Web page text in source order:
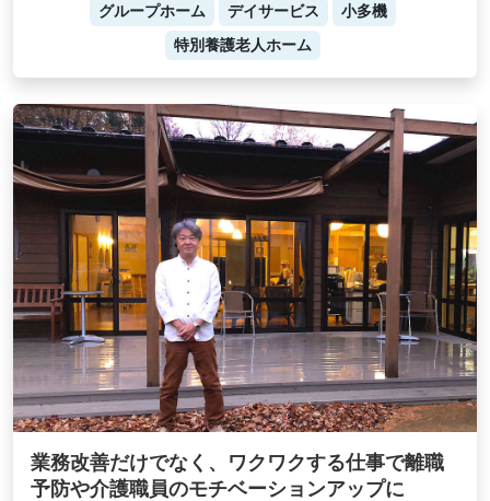
グループホーム デイサービス
小多機
特別養護老人ホーム
業務改善だけでなく、ワクワクする仕事で離職
予防や介護職員のモチベーションアップに